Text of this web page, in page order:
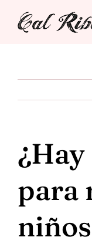
Tarifas
Situació
Contacto
para